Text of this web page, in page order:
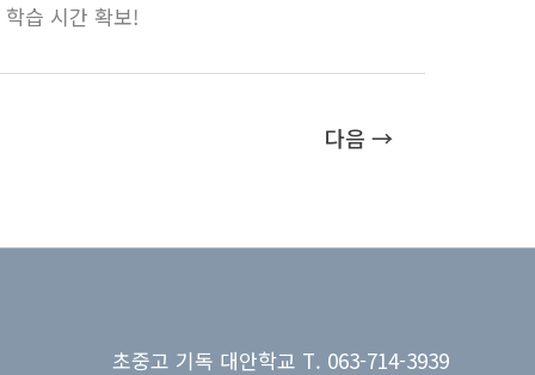
습 시간 확보!
다음 →
초중고 기독 대안학교 T. 063-714-3939